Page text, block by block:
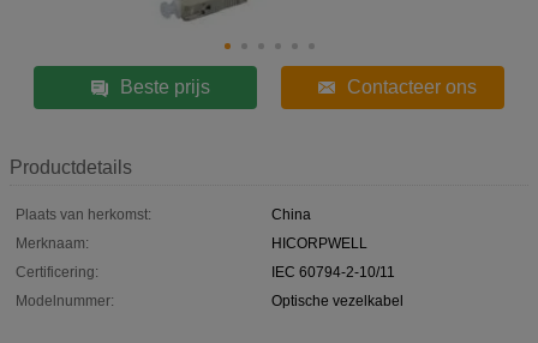
Beste prijs Contacteer ons
Productdetails
Plaats van herkomst:
China
Merknaam:
HICORPWELL
Certificering:
IEC 60794-2-10/11
Modelnummer:
Optische vezelkabel